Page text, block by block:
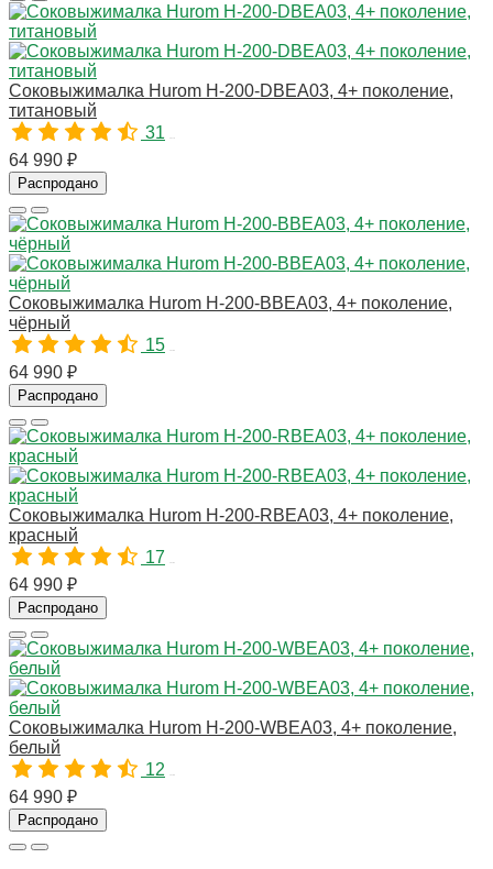
Соковыжималка Hurom H-200-DBEA03, 4+ поколение,
титановый
31
64 990 ₽
Распродано
Соковыжималка Hurom H-200-BBEA03, 4+ поколение,
чёрный
15
64 990 ₽
Распродано
Соковыжималка Hurom H-200-RBEA03, 4+ поколение,
красный
17
64 990 ₽
Распродано
Соковыжималка Hurom H-200-WBEA03, 4+ поколение,
белый
12
64 990 ₽
Распродано